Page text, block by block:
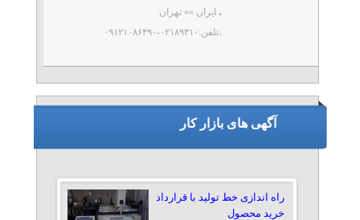
🔑 کلیدواژه‌ها: ...
، ایران »» تهران
،تلفن:۰۲۱۸۹۳۱۰-۰۹۱۲۱۰۸۶۴۹۰
آگهی های بازار کار
راه اندازی خط تولید با قرارداد
خرید محصول